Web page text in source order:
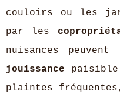
couloirs ou les
par les
nuisances
jouissance
plaintes